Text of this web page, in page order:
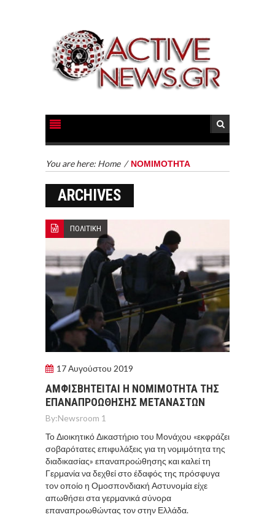
You are here: Home / ΝΟΜΙΜΟΤΗΤΑ
ARCHIVES
ΠΟΛΙΤΙΚΗ
17 Αυγούστου 2019
ΑΜΦΙΣΒΗΤΕΙΤΑΙ Η ΝΟΜΙΜΟΤΗΤΑ ΤΗΣ
ΕΠΑΝΑΠΡΟΩΘΗΣΗΣ ΜΕΤΑΝΑΣΤΩΝ
By:Newsroom 1
Το Διοικητικό Δικαστήριο του Μονάχου «εκφράζει
σοβαρότατες επιφυλάξεις για τη νομιμότητα της
διαδικασίας» επαναπροώθησης και καλεί τη
Γερμανία να δεχθεί στο έδαφός της πρόσφυγα
τον οποίο η Ομοσπονδιακή Αστυνομία είχε
απωθήσει στα γερμανικά σύνορα
επαναπροωθώντας τον στην Ελλάδα.